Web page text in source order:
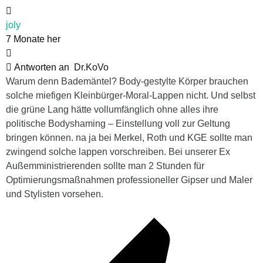
joly
7 Monate her
Antworten an
Dr.KoVo
Warum denn Bademäntel? Body-gestylte Körper brauchen
solche miefigen Kleinbürger-Moral-Lappen nicht. Und selbst
die grüne Lang hätte vollumfänglich ohne alles ihre
politische Bodyshaming – Einstellung voll zur Geltung
bringen können. na ja bei Merkel, Roth und KGE sollte man
zwingend solche lappen vorschreiben. Bei unserer Ex
Außemministrierenden sollte man 2 Stunden für
Optimierungsmaßnahmen professioneller Gipser und Maler
und Stylisten vorsehen.